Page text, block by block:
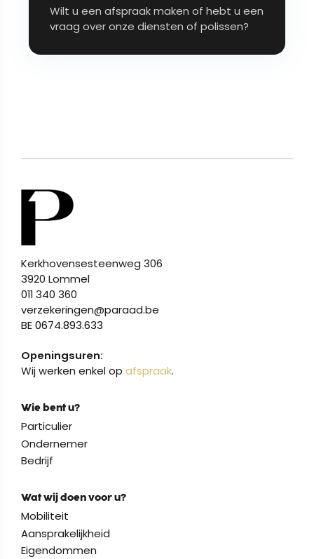
Wilt u een afspraak maken of hebt u een
vraag over onze diensten of polissen?
Kerkhovensesteenweg 306
3920 Lommel
011 340 360
verzekeringen@paraad.be
BE 0674.893.633
Openingsuren:
Wij werken enkel op afspraak.
Wie bent u?
Particulier
Ondernemer
Bedrijf
Wat wij doen voor u?
Mobiliteit
Aansprakelijkheid
Eigendommen